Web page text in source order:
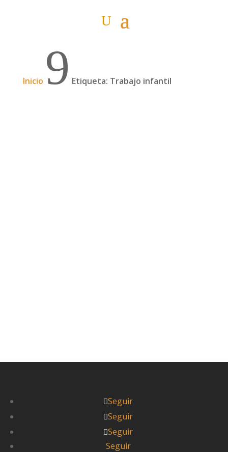
Inicio 9 Etiqueta: Trabajo infantil
Seguir
Seguir
Seguir
Seguir